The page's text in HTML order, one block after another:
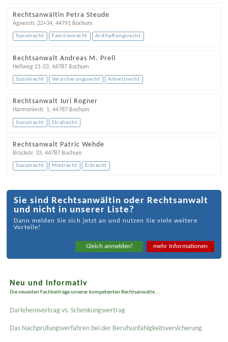
Rechtsanwältin Petra Steude
Agnesstr. 22+34, 44791 Bochum
Sozialrecht Familienrecht Arzthaftungsrecht
Rechtsanwalt Andreas M. Prell
Hellweg 21-23, 44787 Bochum
Sozialrecht Versicherungsrecht Arbeitsrecht
Rechtsanwalt Juri Rogner
Harmoniestr. 1, 44787 Bochum
Sozialrecht Strafrecht
Rechtsanwalt Patric Wehde
Brückstr. 33, 44787 Bochum
Sozialrecht Mietrecht Erbrecht
Sie sind Rechtsanwältin oder Rechtsanwalt
und nicht in unserer Liste?
Dann melden Sie sich jetzt an und nutzen Sie viele weitere
Vorteile!
Gleich anmelden! mehr Informationen
Neu und informativ
Die neuesten Fachbeiträge unserer kompetenten Rechtsanwälte ...
Darlehensvertrag vs. Schenkungsvertrag
Das Nachprüfungsverfahren bei der Berufsunfähigkeitsversicherung